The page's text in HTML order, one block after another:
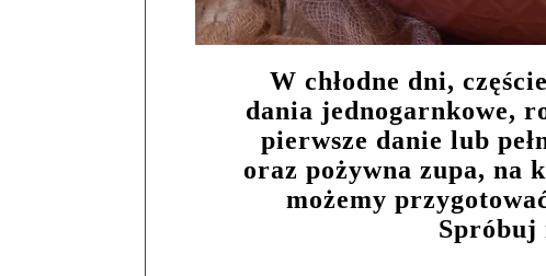
W chłodne dni,
dania jednogarnkowe,
pierwsze danie lub
oraz pożywna zupa, na
możemy
Spróbuj